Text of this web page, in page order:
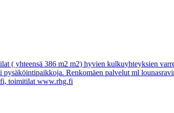
( yhteensä 386 m2 m2) hyvien kulkuyhteyksien
Renkomäen palvelut ml
toimitilat www.rhg.fi